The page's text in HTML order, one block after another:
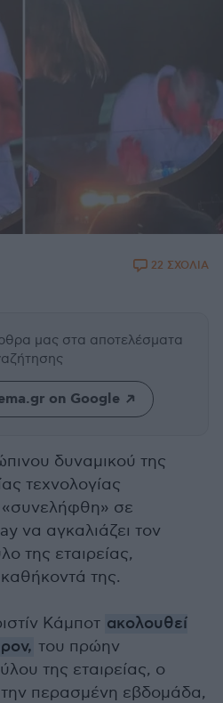
22 ΣΧΟΛΙΑ
μας στα αποτελέσματα
on Google
δυναμικού της
τεχνολογίας
σε
να αγκαλιάζει τον
της εταιρείας,
της.
Κάμποτ ακολουθεί
του πρώην
της εταιρείας, ο
περασμένη εβδομάδα,